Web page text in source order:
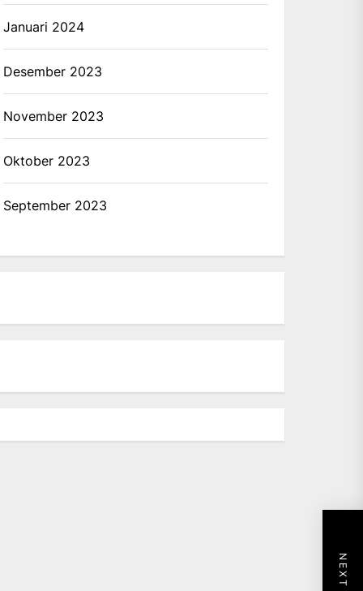
Januari 2024
Desember 2023
November 2023
Oktober 2023
September 2023